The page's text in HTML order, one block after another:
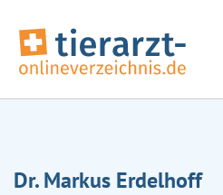
Dr. Markus Erdelhoff